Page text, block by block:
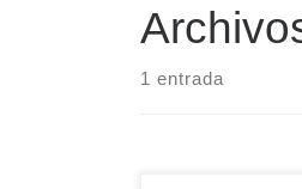
1 entrada